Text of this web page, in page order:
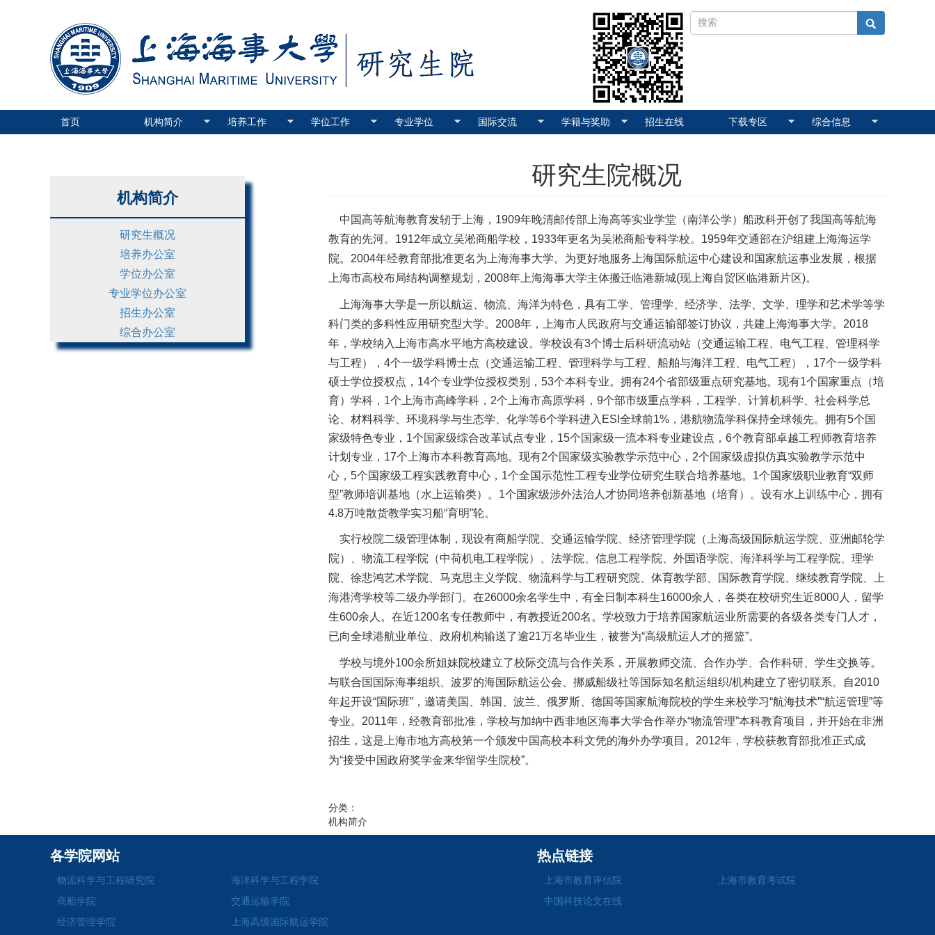
首页 机构简介 培养工作 学位工作 专业学位 国际交流 学籍与奖助 招生在线 下载专区 综合信息
机构简介
研究生概况
培养办公室
学位办公室
专业学位办公室
招生办公室
综合办公室
研究生院概况
中国高等航海教育发轫于上海，1909年晚清邮传部上海高等实业学堂（南洋公学）船政科开创了我国高等航海
教育的先河。1912年成立吴淞商船学校，1933年更名为吴淞商船专科学校。1959年交通部在沪组建上海海运学
院。2004年经教育部批准更名为上海海事大学。为更好地服务上海国际航运中心建设和国家航运事业发展，根据
上海市高校布局结构调整规划，2008年上海海事大学主体搬迁临港新城(现上海自贸区临港新片区)。
上海海事大学是一所以航运、物流、海洋为特色，具有工学、管理学、经济学、法学、文学、理学和艺术学等学
科门类的多科性应用研究型大学。2008年，上海市人民政府与交通运输部签订协议，共建上海海事大学。2018
年，学校纳入上海市高水平地方高校建设。 学校设有3个博士后科研流动站（交通运输工程、电气工程、管理科学
与工程），4个一级学科博士点（交通运输工程、管理科学与工程、船舶与海洋工程、电气工程），17个一级学科
硕士学位授权点，14个专业学位授权类别，53个本科专业。拥有24个省部级重点研究基地。现有1个国家重点（培
育）学科，1个上海市高峰学科，2个上海市高原学科，9个部市级重点学科，工程学、计算机科学、社会科学总
论、材料科学、环境科学与生态学、化学等6个学科进入ESI全球前1%，港航物流学科保持全球领先。拥有5个国
家级特色专业，1个国家级综合改革试点专业，15个国家级一流本科专业建设点，6个教育部卓越工程师教育培养
计划专业，17个上海市本科教育高地。现有2个国家级实验教学示范中心，2个国家级虚拟仿真实验教学示范中
心，5个国家级工程实践教育中心，1个全国示范性工程专业学位研究生联合培养基地。1个国家级职业教育“双师
型”教师培训基地（水上运输类）。1个国家级涉外法治人才协同培养创新基地（培育）。设有水上训练中心，拥有
4.8万吨散货教学实习船“育明”轮。
实行校院二级管理体制，现设有商船学院、交通运输学院、经济管理学院（上海高级国际航运学院、亚洲邮轮学
院）、物流工程学院（中荷机电工程学院）、法学院、信息工程学院、外国语学院、海洋科学与工程学院、理学
院、徐悲鸿艺术学院、马克思主义学院、物流科学与工程研究院、体育教学部、国际教育学院、继续教育学院、上
海港湾学校等二级办学部门。在26000余名学生中，有全日制本科生16000余人，各类在校研究生近8000人，留学
生600余人。在近1200名专任教师中，有教授近200名。学校致力于培养国家航运业所需要的各级各类专门人才，
已向全球港航业单位、政府机构输送了逾21万名毕业生，被誉为“高级航运人才的摇篮”。
学校与境外100余所姐妹院校建立了校际交流与合作关系，开展教师交流、合作办学、合作科研、学生交换等。
与联合国国际海事组织、波罗的海国际航运公会、挪威船级社等国际知名航运组织/机构建立了密切联系。自2010
年起开设“国际班”，邀请美国、韩国、波兰、俄罗斯、德国等国家航海院校的学生来校学习“航海技术”“航运管理”等
专业。2011年，经教育部批准，学校与加纳中西非地区海事大学合作举办“物流管理”本科教育项目，并开始在非洲
招生，这是上海市地方高校第一个颁发中国高校本科文凭的海外办学项目。2012年，学校获教育部批准正式成
为“接受中国政府奖学金来华留学生院校”。
分类：
机构简介
各学院网站
物流科学与工程研究院
海洋科学与工程学院
商船学院
交通运输学院
经济管理学院
上海高级国际航运学院
热点链接
上海市教育评估院
上海市教育考试院
中国科技论文在线